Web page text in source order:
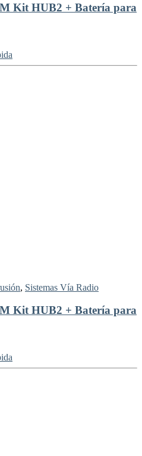
Kit HUB2 + Batería para
, Sistemas Vía Radio
Kit HUB2 + Batería para